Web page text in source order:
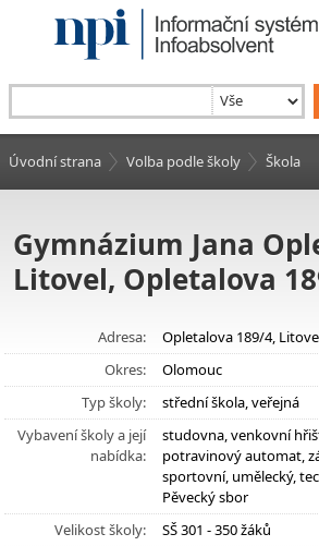
Úvodní strana Volba podle školy Škola
Gymnázium Jana
Litovel, Opletalova
Adresa:
Opletalova 189/4,
Okres:
Olomouc
Typ školy:
střední škola, veřejná
Vybavení školy a její
nabídka:
studovna, venkovní
potravinový automat,
sportovní, umělecký,
Pěvecký sbor
Velikost školy:
SŠ 301 - 350 žáků